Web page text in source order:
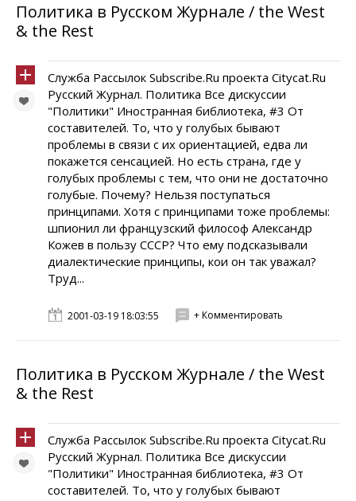
Политика в Русском Журнале / the West
& the Rest
Служба Рассылок Subscribe.Ru проекта Citycat.Ru
Русский Журнал. Политика Все дискуссии
"Политики" Иностранная библиотека, #3 От
составителей. То, что у голубых бывают
проблемы в связи с их ориентацией, едва ли
покажется сенсацией. Но есть страна, где у
голубых проблемы с тем, что они не достаточно
голубые. Почему? Нельзя поступаться
принципами. Хотя с принципами тоже проблемы:
шпионил ли французский философ Александр
Кожев в пользу СССР? Что ему подсказывали
диалектические принципы, кои он так уважал?
Труд...
2001-03-19 18:03:55 + Комментировать
Политика в Русском Журнале / the West
& the Rest
Служба Рассылок Subscribe.Ru проекта Citycat.Ru
Русский Журнал. Политика Все дискуссии
"Политики" Иностранная библиотека, #3 От
составителей. То, что у голубых бывают